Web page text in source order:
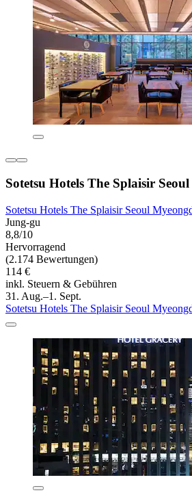
Sotetsu Hotels The Splaisir
Sotetsu Hotels The Splaisir Seoul
Jung-gu
8,8/10
Hervorragend
(2.174 Bewertungen)
114 €
inkl. Steuern & Gebühren
31. Aug.–1. Sept.
Sotetsu Hotels The Splaisir Seoul